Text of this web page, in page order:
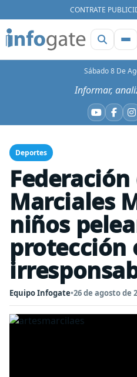
CONTRATE
Sábado 8 De
Informar,
YouTube
Deportes
Marciales
niños
protección
Equipo Infogate•26 de agosto de